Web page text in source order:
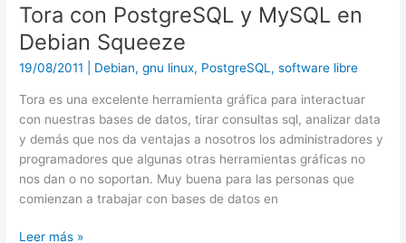
Tora con PostgreSQL y MySQL en
Debian Squeeze
19/08/2011 Debian,gnu linux, PostgreSQL,software libre
Tora es una excelente herramienta gráfica para interactuar
con nuestras bases de datos, tirar consultas sql, analizar data
y demás que nos da ventajas a nosotros los administradores y
programadores que algunas otras herramientas gráficas no
nos dan o no soportan. Muy buena para las personas que
comienzan a trabajar con bases de datos en
PostgreSQL
y
MySQL
en
Leer más »